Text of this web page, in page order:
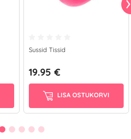
Sussid Tissid
19.95 €
LISA OSTUKORVI